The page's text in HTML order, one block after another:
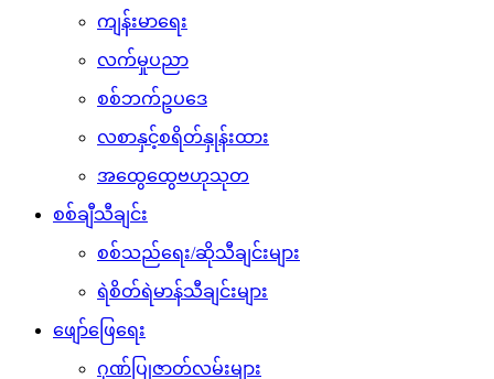
ကျန်းမာရေး
လက်မှုပညာ
စစ်ဘက်ဥပဒေ
လစာနှင့်စရိတ်နှုန်းထား
အထွေထွေဗဟုသုတ
စစ်ချီသီချင်း
စစ်သည်ရေး/ဆိုသီချင်းများ
ရဲစိတ်ရဲမာန်သီချင်းများ
ဖျော်ဖြေရေး
ဂုဏ်ပြုဇာတ်လမ်းများ